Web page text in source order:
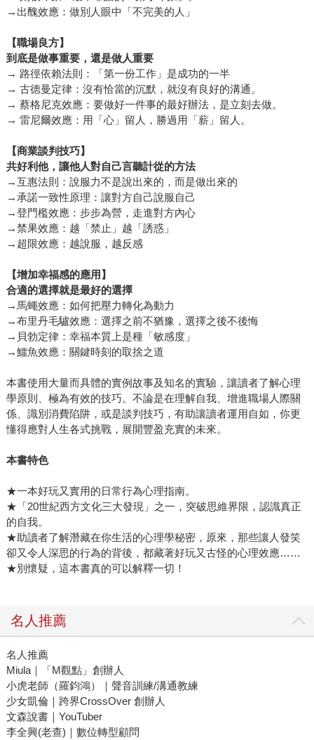
→出醜效應：做別人眼中「不完美的人」
【職場良方】
到底是做事重要，還是做人重要
→ 路徑依賴法則：「第一份工作」是成功的一半
→ 古德曼定律：沒有恰當的沉默，就沒有良好的溝通。
→ 蔡格尼克效應：要做好一件事的最好辦法，是立刻去做。
→ 雷尼爾效應：用「心」留人，勝過用「薪」留人。
【商業談判技巧】
共好利他，讓他人對自己言聽計從的方法
→互惠法則：說服力不是說出來的，而是做出來的
→承諾一致性原理：讓對方自己說服自己
→登門檻效應：步步為營，走進對方內心
→禁果效應：越「禁止」越「誘惑」
→超限效應：越說服，越反感
【增加幸福感的應用】
合適的選擇就是最好的選擇
→馬蠅效應：如何把壓力轉化為動力
→布里丹毛驢效應：選擇之前不猶豫，選擇之後不後悔
→貝勃定律：幸福本質上是種「敏感度」
→鱷魚效應：關鍵時刻的取捨之道
本書使用大量而具體的實例故事及知名的實驗，讓讀者了解心理
學原則、極為有效的技巧。不論是在理解自我、增進職場人際關
係、識別消費陷阱，或是談判技巧，有助讓讀者運用自如，你更
懂得應對人生各式挑戰，展開豐盈充實的未來。
本書特色
★一本好玩又實用的日常行為心理指南。
★「20世紀西方文化三大發現」之一，突破思維界限，認識真正
的自我。
★助讀者了解潛藏在你生活的心理學秘密，原來，那些讓人發笑
卻又令人深思的行為的背後，都藏著好玩又古怪的心理效應……
★別懷疑，這本書真的可以解釋一切！
名人推薦
名人推薦
Miula｜「M觀點」創辦人
小虎老師（羅鈞鴻）｜聲音訓練/溝通教練
少女凱倫｜跨界CrossOver 創辦人
文森說書｜YouTuber
李全興(老查)｜數位轉型顧問